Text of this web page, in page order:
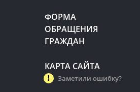
ФОРМА
ОБРАЩЕНИЯ
ГРАЖДАН
КАРТА САЙТА
Заметили ошибку?